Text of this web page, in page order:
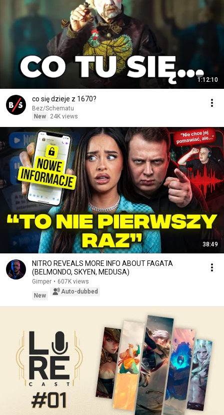
1:12:10
co się dzieje z 1670?
Bez/Schematu
New
24K views
38:49
NITRO REVEALS MORE INFO ABOUT FAGATA
(BELMONDO, SKYEN, MEDUSA)
Gimper • 607K views
New
Auto-dubbed